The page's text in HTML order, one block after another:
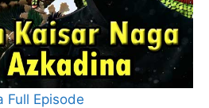
Full Episode